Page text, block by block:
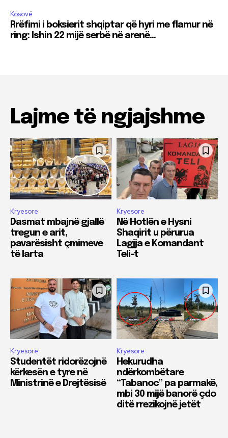
Kosovë
Rrëfimi i boksierit shqiptar që hyri me flamur në
ring: Ishin 22 mijë serbë në arenë…
Lajme të ngjajshme
Kryesore
Dasmat mbajnë gjallë
tregun e arit,
pavarësisht çmimeve
të larta
Kryesore
Në Hotlën e Hysni
Shaqirit u përurua
Lagjja e Komandant
Teli-t
Kryesore
Studentët ridorëzojnë
kërkesën e tyre në
Ministrinë e Drejtësisë
Kryesore
Hekurudha
ndërkombëtare
“Tabanoc” pa parmakë,
mbi 30 mijë banorë çdo
ditë rrezikojnë jetët